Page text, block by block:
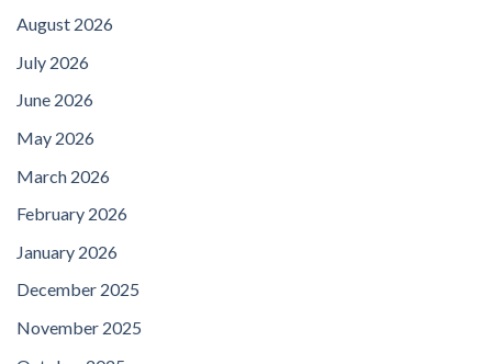
August 2026
July 2026
June 2026
May 2026
March 2026
February 2026
January 2026
December 2025
November 2025